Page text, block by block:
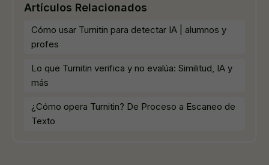
Artículos Relacionados
Cómo usar Turnitin para detectar IA | alumnos y
profes
Lo que Turnitin verifica y no evalúa: Similitud, IA y
más
¿Cómo opera Turnitin? De Proceso a Escaneo de
Texto